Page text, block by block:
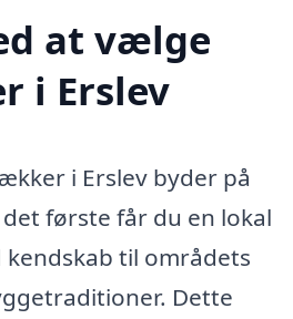
at vælge
i Erslev
i Erslev byder på
første får du en lokal
til områdets
Dette